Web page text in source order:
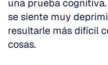
una prueba
se siente muy
resultarle más difícil
cosas.